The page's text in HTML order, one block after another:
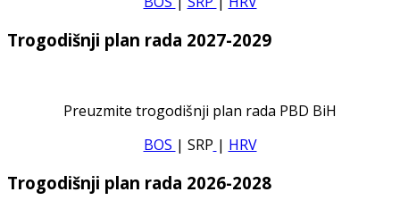
Trogodišnji plan rada 2027-2029
Preuzmite trogodišnji plan rada PBD BiH
BOS | SRP | HRV
Trogodišnji plan rada 2026-2028